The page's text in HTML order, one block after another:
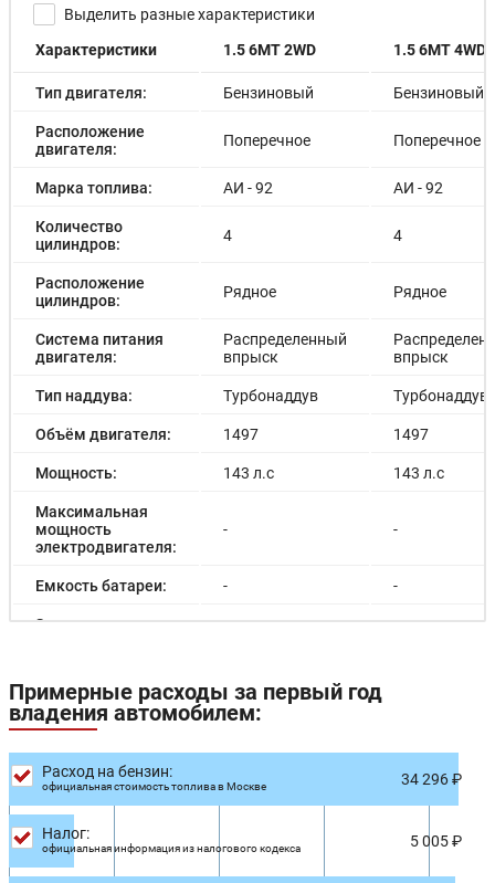
Выделить разные характеристики
Характеристики
1.5 6MT 2WD 1.5 6MT 4WD
Тип двигателя: Бензиновый Бензиновый
Расположение
двигателя:
Поперечное Поперечное
Марка топлива: АИ - 92 АИ - 92
Количество
цилиндров:
4 4
Расположение
цилиндров:
Рядное Рядное
Система питания
двигателя:
Распределенный
впрыск
впрыск
Тип наддува: Турбонаддув Турбонаддув
Объём двигателя: 1497 1497
Мощность: 143 л.с 143 л.с
Максимальная
мощность
электродвигателя:
- -
Емкость батареи: - -
Запас хода на
Время зарядки
Разгон до 100км/
час:
-
Максимальная
скорость:
190 км/ч
Примерные расходы за первый год
владения автомобилем:
Расход на бензин:
официальная стоимость топлива в Москве 34 296 ₽
Налог:
официальная информация из налогового кодекса 5 005 ₽